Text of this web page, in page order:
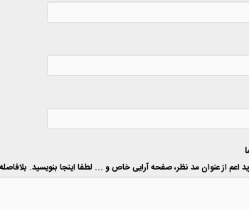
خاص و ... لطفا اینجا بنویسید. بلافاصله بعد از تکمیل فرم همکاران ما با شما تماس خواهند گرفت.